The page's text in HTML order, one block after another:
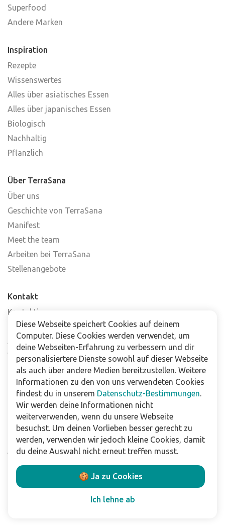
Superfood
Andere Marken
Inspiration
Rezepte
Wissenswertes
Alles über asiatisches Essen
Alles über japanisches Essen
Biologisch
Nachhaltig
Pflanzlich
Über TerraSana
Über uns
Geschichte von TerraSana
Manifest
Meet the team
Arbeiten bei TerraSana
Stellenangebote
Kontakt
Kontaktiere uns
Häufig gestellte Fragen
Abonniere unseren Newsletter
Verkaufsstellen
Für Unternehmen
Downloads
Impressum
Datenschutzbestimmungen
Allgemeine Verkaufs- und Lieferbedingungen
Haftungsausschluss
Diese Webseite speichert Cookies auf deinem
Computer. Diese Cookies werden verwendet, um
deine Webseiten-Erfahrung zu verbessern und dir
personalisiertere Dienste sowohl auf dieser Webseite
als auch über andere Medien bereitzustellen. Weitere
Informationen zu den von uns verwendeten Cookies
findest du in unserem Datenschutz-Bestimmungen.
Wir werden deine Informationen nicht
weiterverwenden, wenn du unsere Webseite
besuchst. Um deinen Vorlieben besser gerecht zu
werden, verwenden wir jedoch kleine Cookies, damit
du deine Auswahl nicht erneut treffen musst.
🍪 Ja zu Cookies
Ich lehne ab